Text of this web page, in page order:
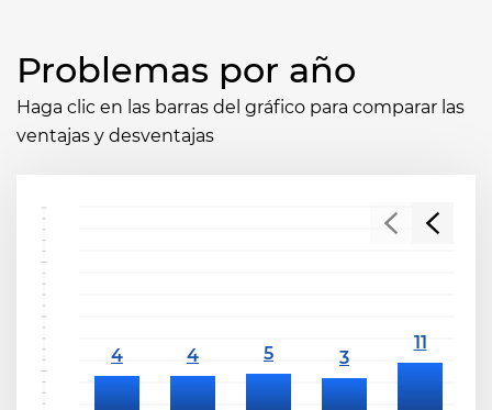
Problemas por año
Haga clic en las barras del gráfico para comparar las
ventajas y desventajas